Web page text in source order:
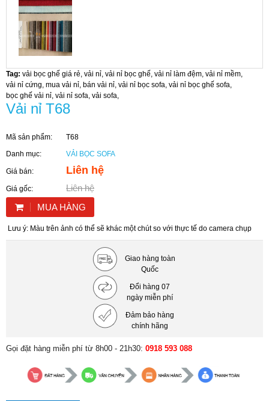
Tag: vải bọc ghế giá rẻ, vải nỉ, vải nỉ bọc ghế, vải nỉ làm đệm, vải nỉ mềm,
vải nỉ cứng, mua vải nỉ, bán vải nỉ, vải nỉ bọc sofa, vải nỉ bọc ghế sofa,
bọc ghế vải nỉ, vải nỉ sofa, vải sofa,
Vải nỉ T68
Mã sản phẩm:
T68
Danh mục:
VẢI BỌC SOFA
Giá bán: Liên hệ
Giá gốc:
Liên hệ
MUA HÀNG
Lưu ý: Màu trên ảnh có thể sẽ khác một chút so với thực tế do camera chụp
Giao hàng toàn
Quốc
Đổi hàng 07
ngày miễn phí
Đảm bảo hàng
chính hãng
Gọi đặt hàng miễn phí từ 8h00 - 21h30: 0918 593 088